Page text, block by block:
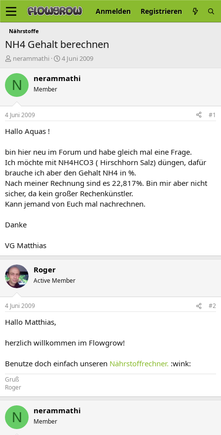
Anmelden Registrieren
Nährstoffe
NH4 Gehalt berechnen
E
s
t
e
r
nerammathi
E
s
t
4 Juni 2009
N nerammathi
Member
4 Juni 2009 #1
Hallo Aquas !
bin hier neu im Forum und habe gleich mal eine Frage.
Ich möchte mit NH4HCO3 ( Hirschhorn Salz) düngen, dafür
brauche ich aber den Gehalt NH4 in %.
Nach meiner Rechnung sind es 22,817%. Bin mir aber nicht
sicher, da kein großer Rechenkünstler.
Kann jemand von Euch mal nachrechnen.
Danke
VG Matthias
Roger
Active Member
4 Juni 2009 #2
Hallo Matthias,
herzlich willkommen im Flowgrow!
Benutze doch einfach unseren Nährstoffrechner. :wink:
Gruß
Roger
N nerammathi
Member